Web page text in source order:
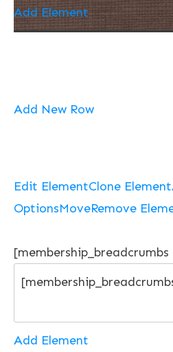
Add Element
Add New Row
Edit ElementClone Element
OptionsMoveRemove
[membership_breadcrumbs
Add Element